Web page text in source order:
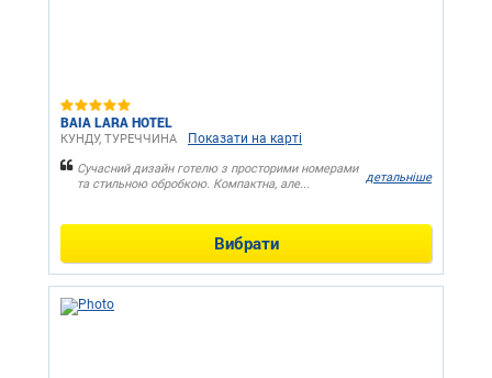
BAIA LARA HOTEL
КУНДУ, ТУРЕЧЧИНА Показати на карті
Сучасний дизайн готелю з просторими номерами
та стильною обробкою. Компактна, але...
детальніше
Вибрати